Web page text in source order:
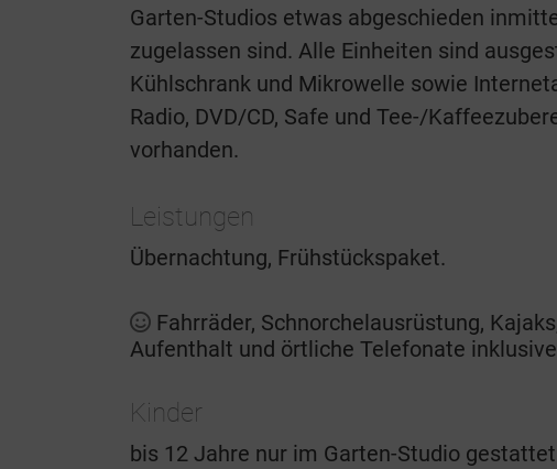
Garten-Studios etwas abgeschieden
zugelassen sind. Alle Einheiten sind
Kühlschrank und Mikrowelle sowie
Radio, DVD/CD, Safe und Tee-/
vorhanden.
Leistungen
Übernachtung, Frühstückspaket.
Fahrräder, Schnorchelausrüstung,
Aufenthalt und örtliche Telefonate
Kinder
bis 12 Jahre nur im Garten-Studio